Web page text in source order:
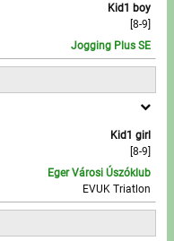
Kid1 boy
[8-9]
Jogging Plus SE
Kid1 girl
[8-9]
Eger Városi Úszóklub
EVUK Triatlon